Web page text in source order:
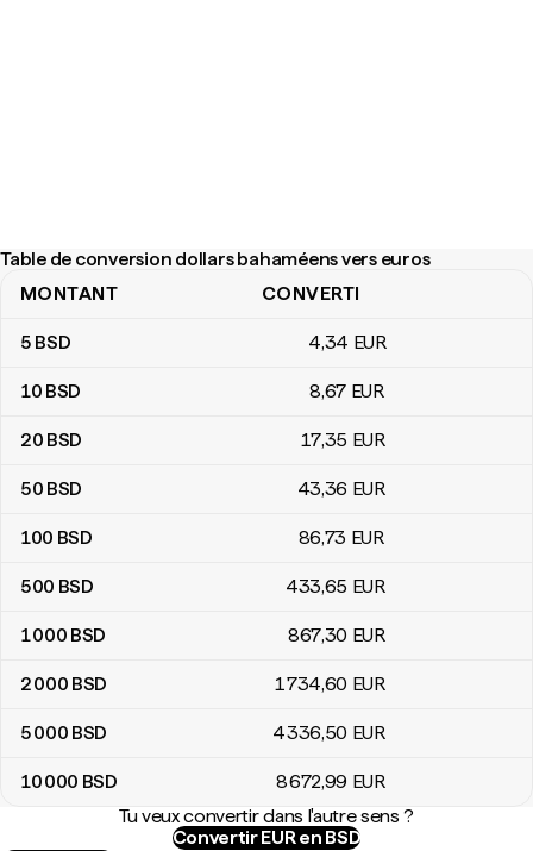
Table de conversion dollars bahaméens vers euros
Table de conversion dollars bahaméens vers euros
MONTANT CONVERTI
5 BSD 4,34 EUR
10 BSD 8,67 EUR
20 BSD 17,35 EUR
50 BSD 43,36 EUR
100 BSD 86,73 EUR
500 BSD 433,65 EUR
1 000 BSD 867,30 EUR
2 000 BSD 1 734,60 EUR
5 000 BSD 4 336,50 EUR
10 000 BSD 8 672,99 EUR
Tu veux convertir dans l'autre sens ?
Convertir EUR en BSD